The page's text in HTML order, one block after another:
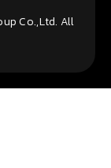
Co.,Ltd. All